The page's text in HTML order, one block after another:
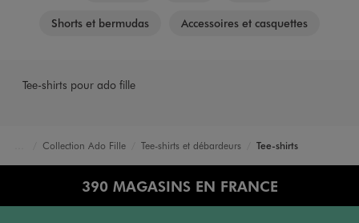
Shorts et bermudas Accessoires et casquettes
Tee-shirts pour ado fille
AccueilCollection Ado Fille Tee-shirts et débardeurs Tee-shirts
390 MAGASINS EN FRANCE